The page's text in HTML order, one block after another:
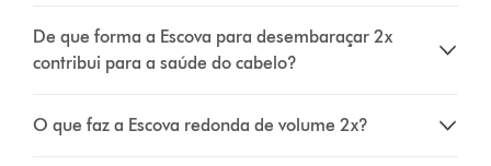
De que forma a Escova para desembaraçar 2x
contribui para a saúde do cabelo?
O que faz a Escova redonda de volume 2x?